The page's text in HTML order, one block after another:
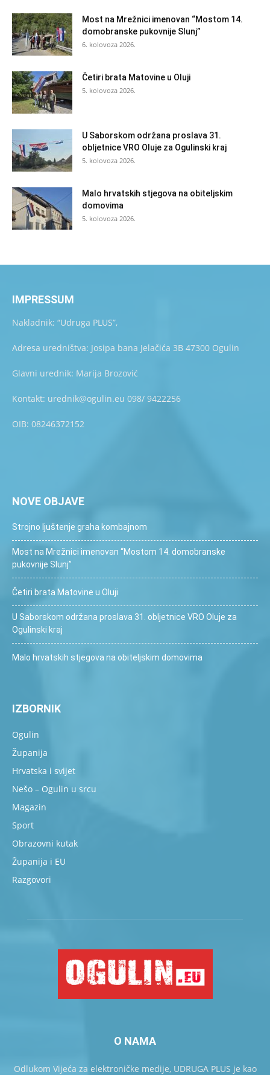
Most na Mrežnici imenovan “Mostom 14.
domobranske pukovnije Slunj”
6. kolovoza 2026.
Četiri brata Matovine u Oluji
5. kolovoza 2026.
U Saborskom održana proslava 31.
obljetnice VRO Oluje za Ogulinski kraj
5. kolovoza 2026.
Malo hrvatskih stjegova na obiteljskim
domovima
5. kolovoza 2026.
IMPRESSUM
Nakladnik: “Udruga PLUS”,
Adresa uredništva: Josipa bana Jelačića 3B 47300 Ogulin
Glavni urednik: Marija Brozović
Kontakt: urednik@ogulin.eu 098/ 9422256
OIB: 08246372152
NOVE OBJAVE
Strojno ljuštenje graha kombajnom
Most na Mrežnici imenovan “Mostom 14. domobranske
pukovnije Slunj”
Četiri brata Matovine u Oluji
U Saborskom održana proslava 31. obljetnice VRO Oluje za
Ogulinski kraj
Malo hrvatskih stjegova na obiteljskim domovima
IZBORNIK
Ogulin
Županija
Hrvatska i svijet
Nešo – Ogulin u srcu
Magazin
Sport
Obrazovni kutak
Županija i EU
Razgovori
O NAMA
Odlukom Vijeća za elektroničke medije, UDRUGA PLUS je kao